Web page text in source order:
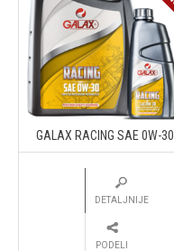
GALAX RACING SAE 0W-30
DETALJNIJE
PODELI